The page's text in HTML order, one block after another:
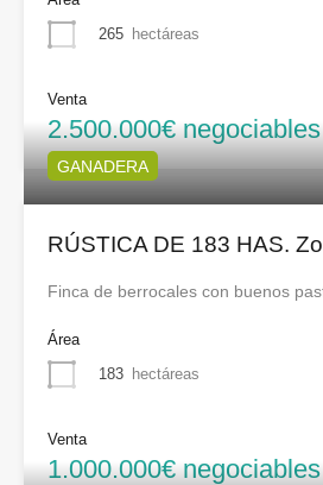
265 hectáreas
Venta
2.500.000€ negociables
GANADERA
RÚSTICA DE 183 HAS.
Finca de berrocales con buenos
Área
183 hectáreas
Venta
1.000.000€ negociables